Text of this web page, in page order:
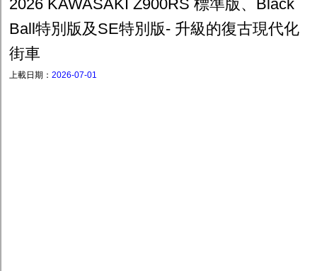
2026 KAWASAKI Z900RS 標準版、Black
Ball特別版及SE特別版- 升級的復古現代化
街車
上載日期： 2026-07-01